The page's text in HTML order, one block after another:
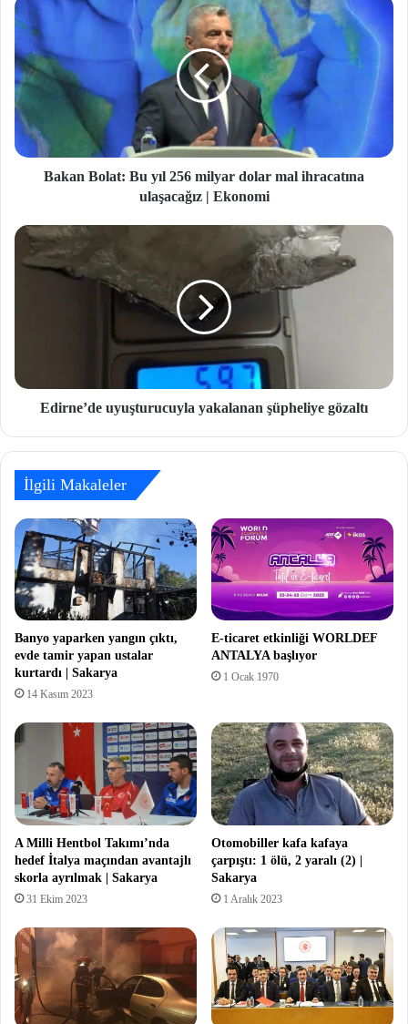
Bakan Bolat: Bu yıl 256 milyar dolar mal ihracatına
ulaşacağız | Ekonomi
Edirne’de uyuşturucuyla yakalanan şüpheliye gözaltı
İlgili Makaleler
Banyo yaparken yangın çıktı,
evde tamir yapan ustalar
kurtardı | Sakarya
14 Kasım 2023
E-ticaret etkinliği WORLDEF
ANTALYA başlıyor
1 Ocak 1970
A Milli Hentbol Takımı’nda
hedef İtalya maçından avantajlı
skorla ayrılmak | Sakarya
31 Ekim 2023
Otomobiller kafa kafaya
çarpıştı: 1 ölü, 2 yaralı (2) |
Sakarya
1 Aralık 2023